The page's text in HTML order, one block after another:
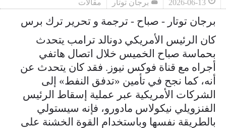
2026-06-13 برجان توتار مقالات
برجان توتار - صباح - ترجمة و تحرير ترك برس
كان الرئيس الأمريكي دونالد ترامب يتحدث
بحماسة صباح الخميس خلال اتصال هاتفي
أجراه مع قناة فوكس نيوز. فقد كان يتحدث عن
أنه، كما نجح في تأمين «تدفق النفط» إلى
الشركات الأمريكية عبر عملية إسقاط الرئيس
الفنزويلي نيكولاس مادورو، فإنه سيستولي
بالطريقة نفسها وباستخدام القوة الخشنة على